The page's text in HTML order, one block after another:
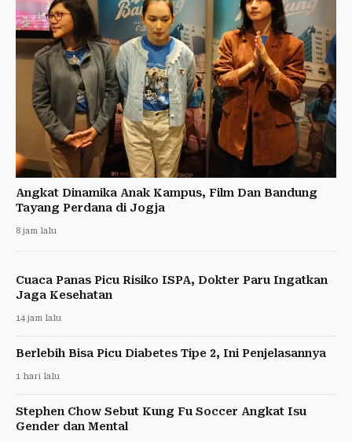
Angkat Dinamika Anak Kampus, Film Dan Bandung
Tayang Perdana di Jogja
8 jam lalu
Cuaca Panas Picu Risiko ISPA, Dokter Paru Ingatkan
Jaga Kesehatan
14 jam lalu
Berlebih Bisa Picu Diabetes Tipe 2, Ini Penjelasannya
1 hari lalu
Stephen Chow Sebut Kung Fu Soccer Angkat Isu
Gender dan Mental